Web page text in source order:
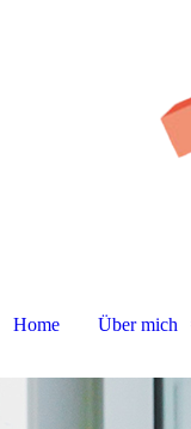
Home Über mich